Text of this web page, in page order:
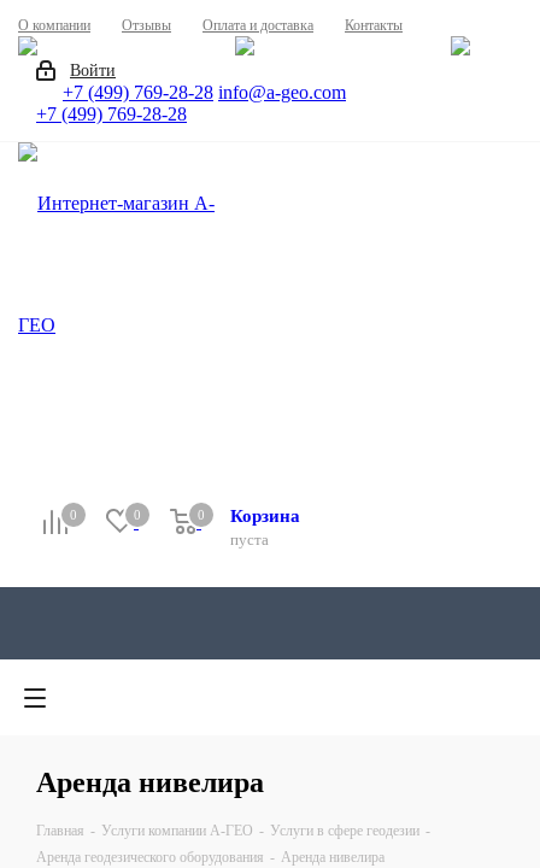
О компании Отзывы Оплата и доставка Контакты
Войти
+7 (499) 769-28-28
+7 (499) 769-28-28
info@a-geo.com
0 0 Корзина
0
пуста
0
Аренда нивелира
Главная - Услуги компании А-ГЕО - Услуги в сфере геодезии -
Аренда геодезического оборудования - Аренда нивелира